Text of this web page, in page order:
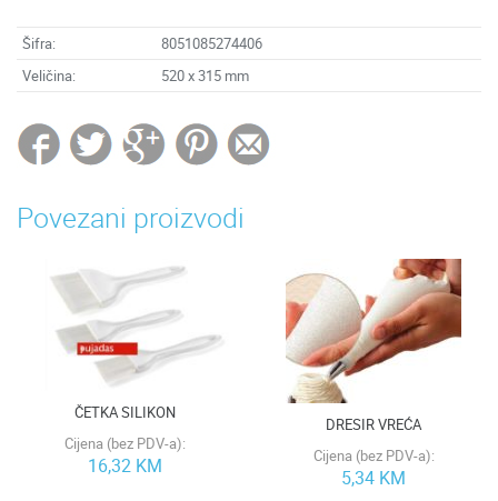
Šifra:
8051085274406
Veličina:
520 x 315 mm
Povezani proizvodi
ČETKA SILIKON
Cijena (bez PDV-a):
16,32 KM
DRESIR VREĆA
Cijena (bez PDV-a):
5,34 KM